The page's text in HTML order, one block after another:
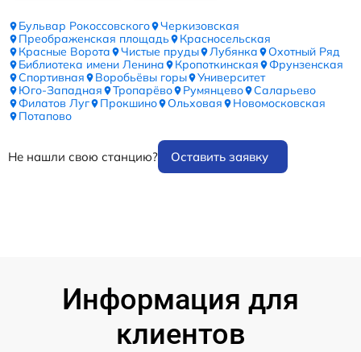
Бульвар Рокоссовского
Черкизовская
Преображенская площадь
Красносельская
Красные Ворота
Чистые пруды Лубянка
Охотный Ряд
Библиотека имени Ленина
Кропоткинская
Фрунзенская
Спортивная
Воробьёвы горы
Университет
Юго-Западная
Тропарёво Румянцево
Саларьево
Филатов Луг
Прокшино Ольховая
Новомосковская
Потапово
Не нашли свою станцию? Оставить заявку
Информация для
клиентов